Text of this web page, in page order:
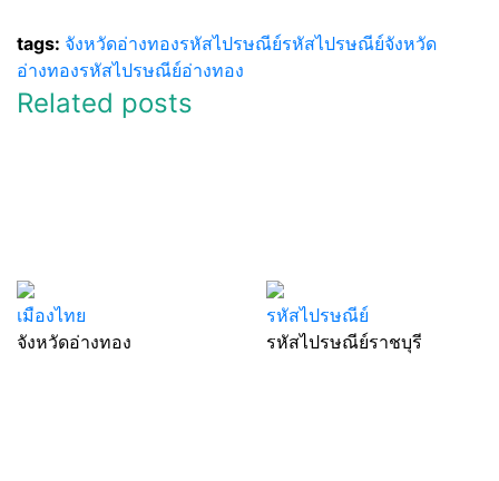
tags: จังหวัดอ่างทองรหัสไปรษณีย์รหัสไปรษณีย์จังหวัด
อ่างทองรหัสไปรษณีย์อ่างทอง
Related posts
เมืองไทย
จังหวัดอ่างทอง
รหัสไปรษณีย์
รหัสไปรษณีย์ราชบุรี